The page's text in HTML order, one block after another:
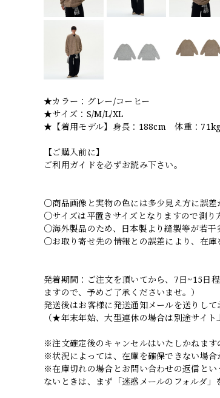
★カラー：グレー/コーヒー
★サイズ：S/M/L/XL
★【着用モデル】身長：188cm 体重：
【ご購入前に】
ご利用ガイドを必ずお読み下さい。
○商品画像と実物の色には多少見え方に誤差
○サイズは平置きサイズとなりますので測り
○海外製品のため、日本製より縫製等が若干
○お取り寄せ先の情報との誤差により、在庫
発着期間：ご注文を頂いてから、7日~15日
ますので、予めご了承くださいませ。）
発送後はお客様に発送通知メールを送りし
（★年末年始、大型連休の場合は別途サイト
※注文確定後のキャンセルはいたしかねます
※状況によっては、在庫を確保できない場合
※在庫切れの場合とお問い合わせの返信と
ないときは、まず「迷惑メールのフォルダ」